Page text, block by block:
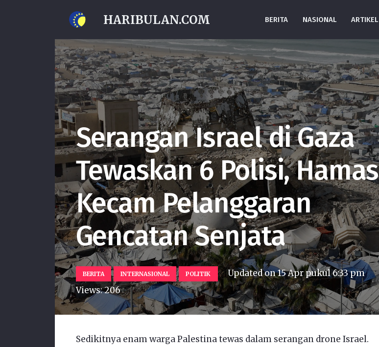
HARIBULAN.COM BERITA NASIONAL ARTIKEL
Serangan Israel di Gaza
Tewaskan 6 Polisi, Hamas
Kecam Pelanggaran
Gencatan Senjata
BERITA INTERNASIONAL POLITIK Updated on15 Apr pukul 6:33 pm
Views:206
Sedikitnya enam warga Palestina tewas dalam serangan drone Israel.